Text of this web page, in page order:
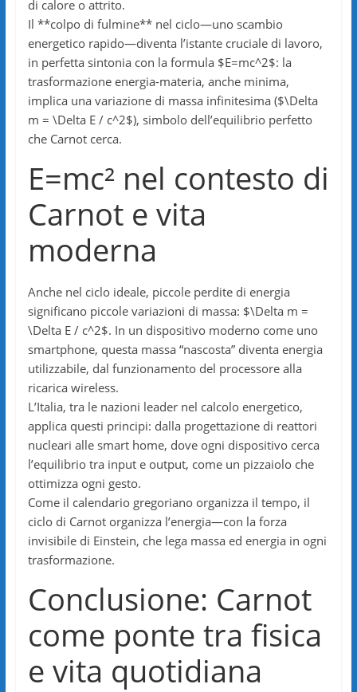
di calore o attrito.
Il **colpo di fulmine** nel ciclo—uno scambio
energetico rapido—diventa l’istante cruciale di lavoro,
in perfetta sintonia con la formula $E=mc^2$: la
trasformazione energia-materia, anche minima,
implica una variazione di massa infinitesima ($\Delta
m = \Delta E / c^2$), simbolo dell’equilibrio perfetto
che Carnot cerca.
E=mc² nel contesto di
Carnot e vita
moderna
Anche nel ciclo ideale, piccole perdite di energia
significano piccole variazioni di massa: $\Delta m =
\Delta E / c^2$. In un dispositivo moderno come uno
smartphone, questa massa “nascosta” diventa energia
utilizzabile, dal funzionamento del processore alla
ricarica wireless.
L’Italia, tra le nazioni leader nel calcolo energetico,
applica questi principi: dalla progettazione di reattori
nucleari alle smart home, dove ogni dispositivo cerca
l’equilibrio tra input e output, come un pizzaiolo che
ottimizza ogni gesto.
Come il calendario gregoriano organizza il tempo, il
ciclo di Carnot organizza l’energia—con la forza
invisibile di Einstein, che lega massa ed energia in ogni
trasformazione.
Conclusione: Carnot
come ponte tra fisica
e vita quotidiana